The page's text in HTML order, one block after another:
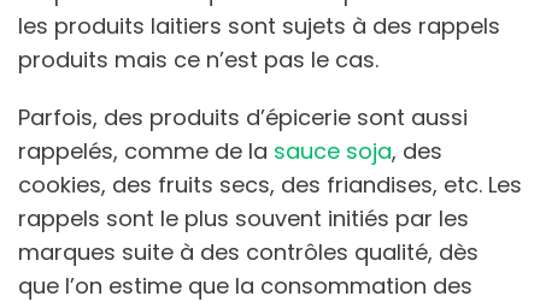
les produits laitiers sont sujets à des rappels
produits mais ce n’est pas le cas.
Parfois, des produits d’épicerie sont aussi
rappelés, comme de la sauce soja, des
cookies, des fruits secs, des friandises, etc. Les
rappels sont le plus souvent initiés par les
marques suite à des contrôles qualité, dès
que l’on estime que la consommation des